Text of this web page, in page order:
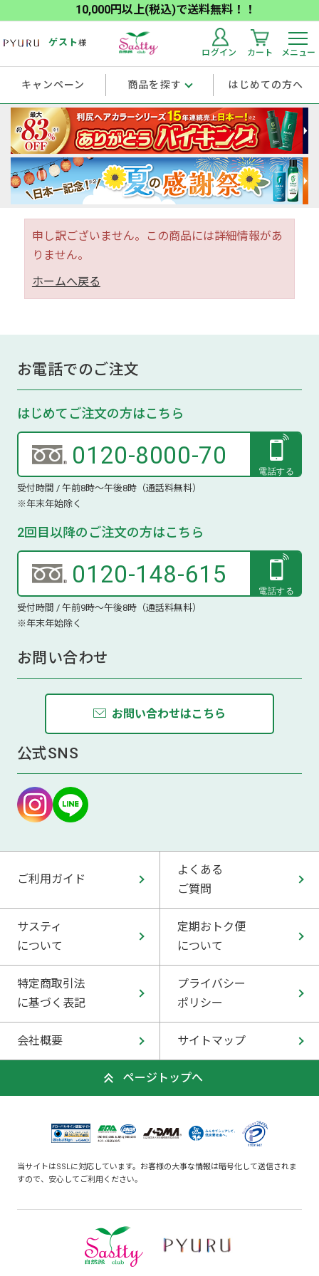
10,000円以上(税込)で送料無料！！
ゲスト様
ログイン カート メニュー
キャンペーン 商品を探す はじめての方へ
申し訳ございません。この商品には詳細情報があ
りません。
ホームへ戻る
お電話でのご注文
はじめてご注文の方はこちら
0120-8000-70
受付時間 / 午前8時～午後8時（通話料無料）
※年末年始除く
2回目以降のご注文の方はこちら
0120-148-615
受付時間 / 午前9時～午後8時（通話料無料）
※年末年始除く
お問い合わせ
お問い合わせはこちら
公式SNS
ご利用ガイド
よくある
ご質問
サスティ
について
定期おトク便
について
特定商取引法
に基づく表記
プライバシー
ポリシー
会社概要 サイトマップ
ページトップへ
当サイトはSSLに対応しています。お客様の大事な情報は暗号化して送信されま
すので、安心してご利用ください。